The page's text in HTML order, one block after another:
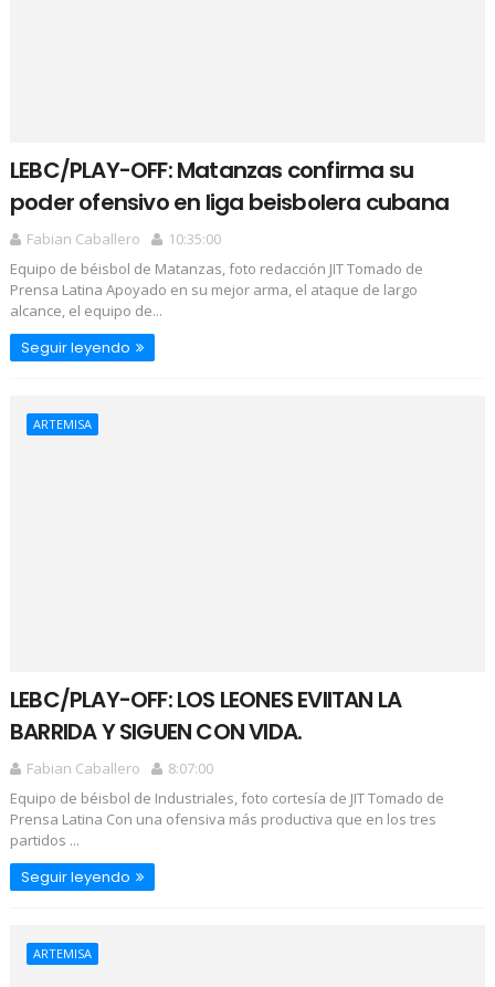
LEBC/PLAY-OFF: Matanzas confirma su
poder ofensivo en liga beisbolera cubana
Fabian Caballero
10:35:00
Equipo de béisbol de Matanzas, foto redacción JIT Tomado de
Prensa Latina Apoyado en su mejor arma, el ataque de largo
alcance, el equipo de...
Seguir leyendo
ARTEMISA
LEBC/PLAY-OFF: LOS LEONES EVIITAN LA
BARRIDA Y SIGUEN CON VIDA.
Fabian Caballero
8:07:00
Equipo de béisbol de Industriales, foto cortesía de JIT Tomado de
Prensa Latina Con una ofensiva más productiva que en los tres
partidos ...
Seguir leyendo
ARTEMISA